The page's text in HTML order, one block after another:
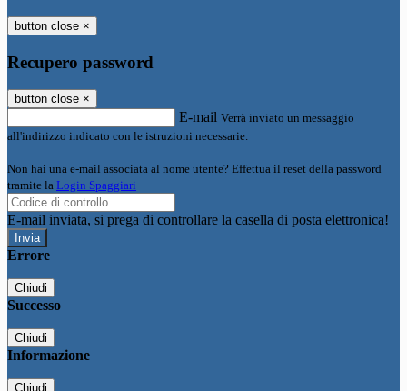
button close ×
Recupero password
button close ×
E-mail Verrà inviato un messaggio
all'indirizzo indicato con le istruzioni necessarie.
Non hai una e-mail associata al nome utente? Effettua il reset della password
tramite la Login Spaggiari
E-mail inviata, si prega di controllare la casella di posta elettronica!
Errore
Chiudi
Successo
Chiudi
Informazione
Chiudi